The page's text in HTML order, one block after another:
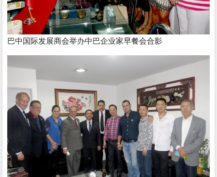
巴中国际发展商会举办中巴企业家早餐会合影